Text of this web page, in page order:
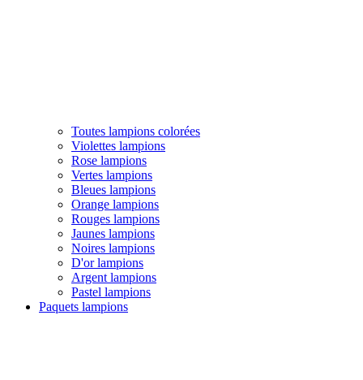
Toutes lampions colorées
Violettes lampions
Rose lampions
Vertes lampions
Bleues lampions
Orange lampions
Rouges lampions
Jaunes lampions
Noires lampions
D'or lampions
Argent lampions
Pastel lampions
Paquets lampions